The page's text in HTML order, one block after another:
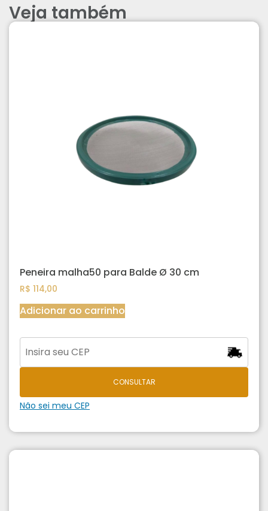
Veja também
Peneira malha50 para Balde Ø 30 cm
R$ 114,00
Adicionar ao carrinho
CONSULTAR
Não sei meu CEP